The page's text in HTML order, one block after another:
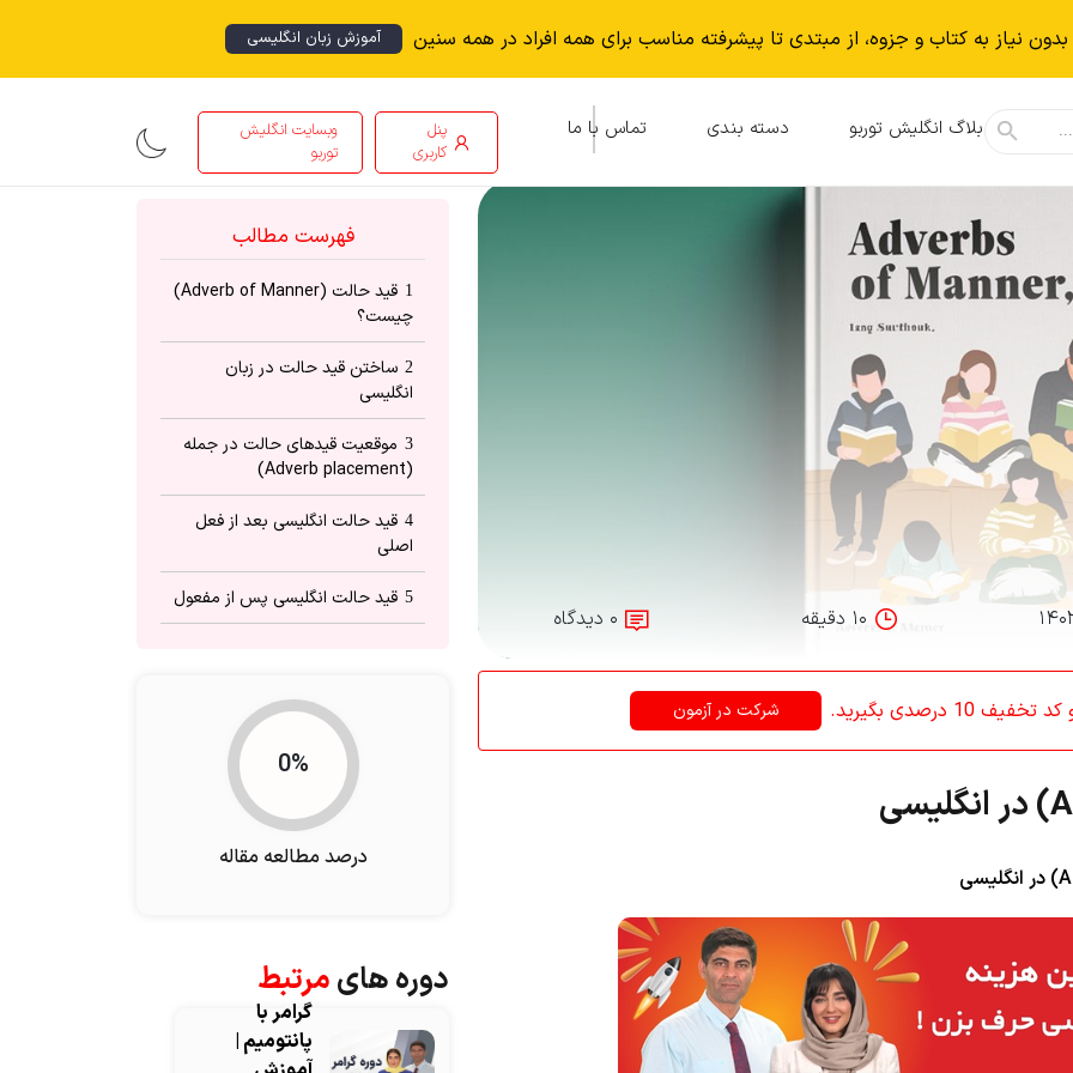
نياز به كتاب و جزوه، از مبتدی تا پیشرفته مناسب برای همه افراد در همه سنین آموزش زبان انگلیسی
بلاگ انگلیش توربو دسته بندی تماس با ما
پنل
کاربری
وبسایت انگلیش
توربو
۱۶ ۱۰ دقیقه ۰ دیدگاه
درصدی بگیرید. شرکت در آزمون
فهرست مطالب
1
قید حالت (Adverb of Manner)
چیست؟
2 ساختن قید حالت در زبان
انگلیسی
3 موقعیت قیدهای حالت در جمله
(Adverb placement)
4 قید حالت انگلیسی بعد از فعل
اصلی
5 قید حالت انگلیسی پس از مفعول
قید حالت انگلیسی در ابتدای
قوانین املایی و ساخت قیدهای
0%
درصد مطالعه مقاله
دوره هایمرتبط
گرامر با
پانتومیم |